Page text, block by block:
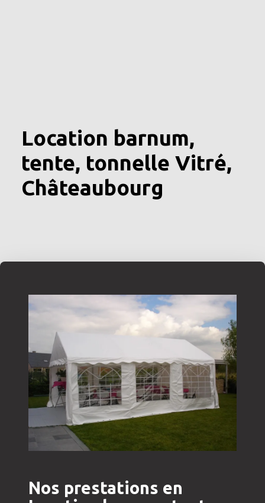
Location barnum,
tente, tonnelle Vitré,
Châteaubourg
Nos prestations en